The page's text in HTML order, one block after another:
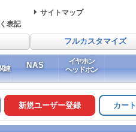
サイトマップ
表記
フルカスタマイズ
連
NAS
イヤホン
ヘッドホン
新規ユーザー登録 カート